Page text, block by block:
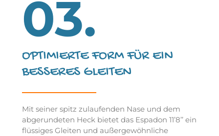
03.
OPTIMIERTE FORM FÜR EIN
BESSERES GLEITEN
Mit seiner spitz zulaufenden Nase und dem
abgerundeten Heck bietet das Espadon 11’8’’ ein
flüssiges Gleiten und außergewöhnliche